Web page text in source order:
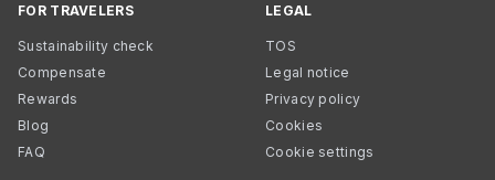
FOR TRAVELERS
Sustainability check
Compensate
Rewards
Blog
FAQ
LEGAL
TOS
Legal notice
Privacy policy
Cookies
Cookie settings